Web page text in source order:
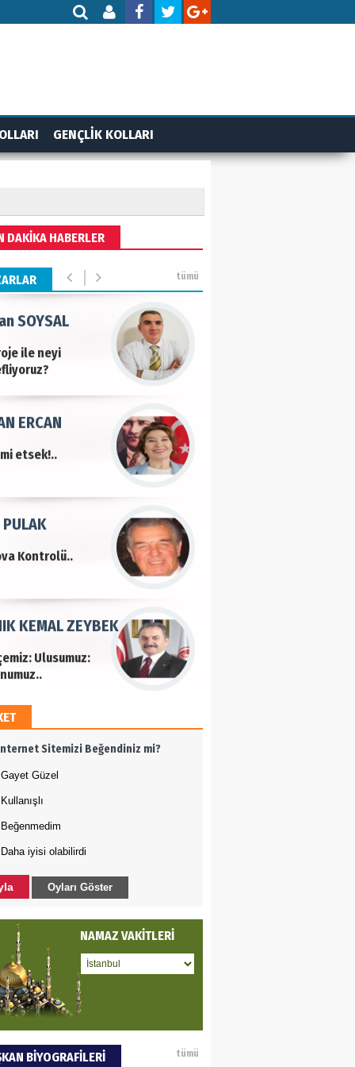
GENÇLİK KOLLARI
DAKİKA HABERLER
tümü
TAŞDEMİR
önemli
BULUZ
tarımla para
ile neyi
SOYSAL
etsek!..
ERCAN
Kontrolü..
PULAK
Ulusumuz:
KEMAL ZEYBEK
12 Eylül..
TAŞDEMİR
- Sağlık
önemli
BULUZ
tarımla para
ile neyi
SOYSAL
Sitemizi Beğendiniz mi?
Gayet Güzel
Kullanışlı
Beğenmedim
Daha iyisi olabilirdi
Oyları Göster
NAMAZ VAKİTLERİ
BİYOGRAFİLERİ tümü